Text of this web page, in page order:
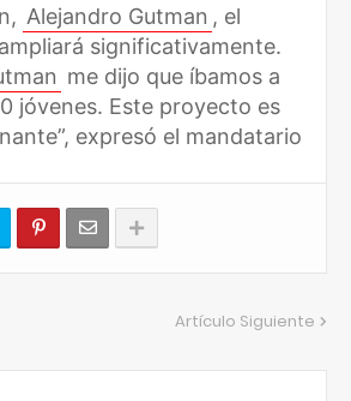
Alejandro Gutman , el
significativamente.
me dijo que íbamos a
jóvenes. Este proyecto es
expresó el mandatario
Artículo Siguiente